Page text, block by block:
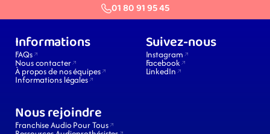
01 80 91 95 45
Informations
FAQs
Nous contacter
À propos de nos équipes
Informations légales
Suivez-nous
Instagram
Facebook
LinkedIn
Nous rejoindre
Franchise Audio Pour Tous